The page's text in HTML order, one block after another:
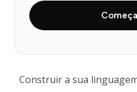
Construir a sua